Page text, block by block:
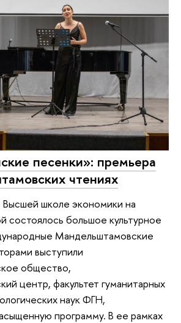
песенки»: премьера
чтениях
Высшей школе экономики на
состоялось большое культурное
Мандельштамовские
выступили
общество,
центр, факультет гуманитарных
наук ФГН,
программу. В ее рамках